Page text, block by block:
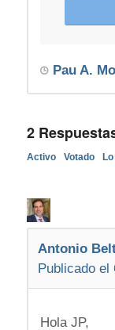
Pau A.
2
Activo Votado
Antonio
Publicado el
Hola JP,